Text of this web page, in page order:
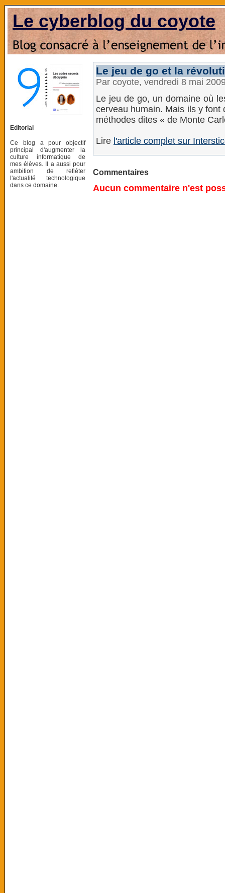
Le cyberblog du coyote
Editorial
Ce blog a pour objectif
principal d'augmenter la
culture informatique de
mes élèves. Il a aussi pour
ambition de refléter
l'actualité technologique
dans ce domaine.
Le jeu de go et la
Par coyote, vendredi 8 mai
Le jeu de go, un domaine où
cerveau humain. Mais ils y
méthodes dites « de Monte
Lire l'article complet sur
Commentaires
Aucun commentaire n'est